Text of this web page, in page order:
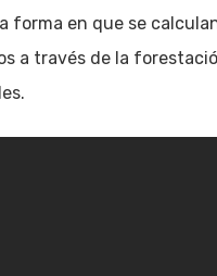
en que se
a través de la